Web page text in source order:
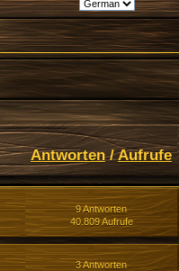
Antworten/Aufrufe
9 Antworten
40.809 Aufrufe
3 Antworten